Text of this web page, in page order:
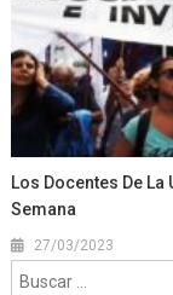
Los Docentes De La
Semana
27/03/2023